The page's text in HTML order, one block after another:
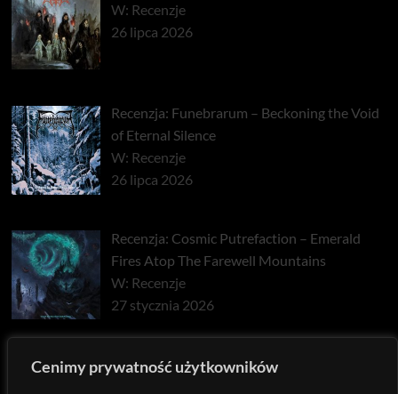
Cenimy prywatność użytkowników
W: Recenzje
26 lipca 2026
Recenzja: Funebrarum – Beckoning the Void
of Eternal Silence
W: Recenzje
26 lipca 2026
Recenzja: Cosmic Putrefaction – Emerald
Fires Atop The Farewell Mountains
W: Recenzje
27 stycznia 2026
Recenzja: Pyrrhon – Exhaust